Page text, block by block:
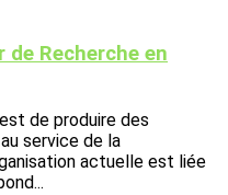
de Recherche en
de produire des
service de la
actuelle est liée